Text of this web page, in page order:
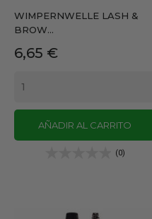
WIMPERNWELLE LASH &
BROW...
Precio
6,65 €
AÑADIR AL CARRITO
(0)